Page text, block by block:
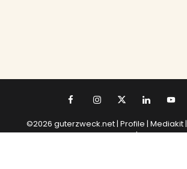
©2026 guterzweck.net | Profile | Mediakit|
Datenschutz|Impressum